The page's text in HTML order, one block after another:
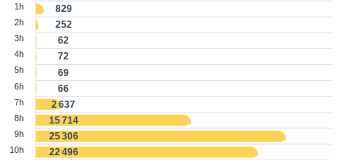
829
252
62
72
69
66
2 637
15 714
25 306
22 496
1h
2h
3h
4h
5h
6h
7h
8h
9h
10h